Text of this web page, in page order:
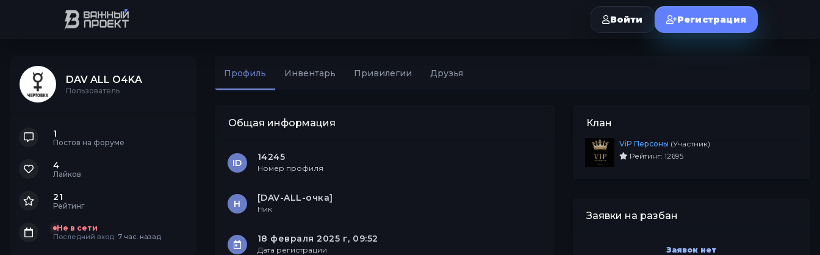
Войти Регистрация
DAV ALL O4KA
Пользователь
1
Постов на форуме
4
Лайков
21
Рейтинг
Не в сети
Последний вход: 7 час. назад
Профиль Инвентарь Привилегии Друзья
Общая информация
ID
14245
Номер профиля
Н
[DAV-ALL-очка]
Ник
18 февраля 2025 г, 09:52
Дата регистрации
Клан
ViP Персоны (Участник)
Рейтинг: 12695
Заявки на разбан
Заявок нет